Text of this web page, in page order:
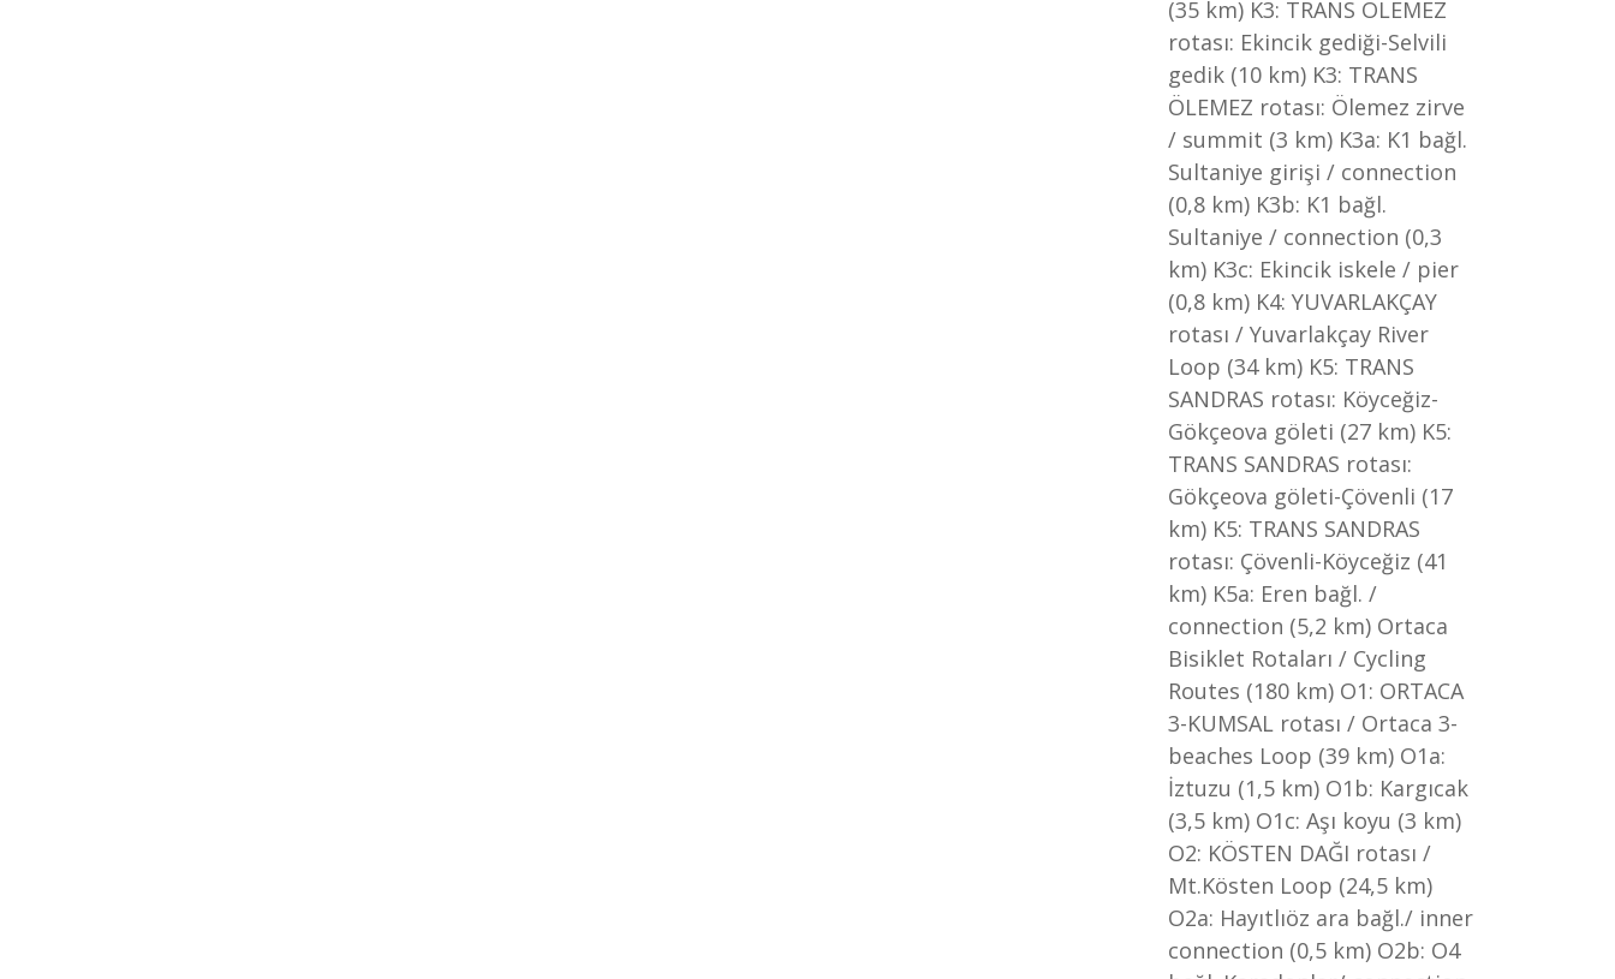
(35 km) K3: TRANS ÖLEMEZ
rotası: Ekincik gediği-Selvili
gedik (10 km) K3: TRANS
ÖLEMEZ rotası: Ölemez zirve
/ summit (3 km) K3a: K1 bağl.
Sultaniye girişi / connection
(0,8 km) K3b: K1 bağl.
Sultaniye / connection (0,3
km) K3c: Ekincik iskele / pier
(0,8 km) K4: YUVARLAKÇAY
rotası / Yuvarlakçay River
Loop (34 km) K5: TRANS
SANDRAS rotası: Köyceğiz-
Gökçeova göleti (27 km) K5:
TRANS SANDRAS rotası:
Gökçeova göleti-Çövenli (17
km) K5: TRANS SANDRAS
rotası: Çövenli-Köyceğiz (41
km) K5a: Eren bağl. /
connection (5,2 km) Ortaca
Bisiklet Rotaları / Cycling
Routes (180 km) O1: ORTACA
3-KUMSAL rotası / Ortaca 3-
beaches Loop (39 km) O1a:
İztuzu (1,5 km) O1b: Kargıcak
(3,5 km) O1c: Aşı koyu (3 km)
O2: KÖSTEN DAĞI rotası /
Mt.Kösten Loop (24,5 km)
O2a: Hayıtlıöz ara bağl./ inner
connection (0,5 km) O2b: O4